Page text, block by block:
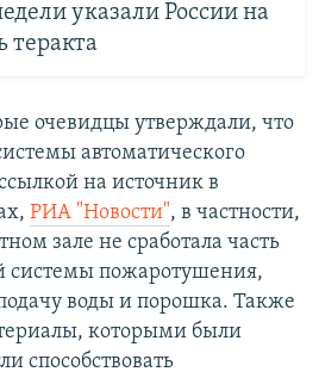
указали России на
теракта
очевидцы утверждали, что
автоматического
на источник в
РИА "Новости", в частности,
зале не сработала часть
системы пожаротушения,
воды и порошка. Также
которыми были
способствовать